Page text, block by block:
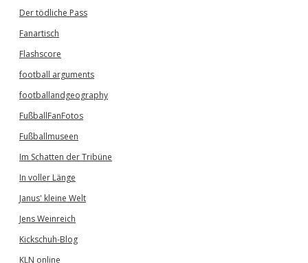
Der tödliche Pass
Fanartisch
Flashscore
football arguments
footballandgeography
FußballFanFotos
Fußballmuseen
Im Schatten der Tribüne
In voller Länge
Janus' kleine Welt
Jens Weinreich
Kickschuh-Blog
KLN online